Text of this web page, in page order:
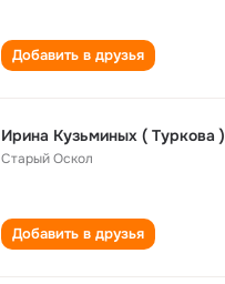
Добавить в друзья
Ирина Кузьминых ( Туркова )
Старый Оскол
Добавить в друзья